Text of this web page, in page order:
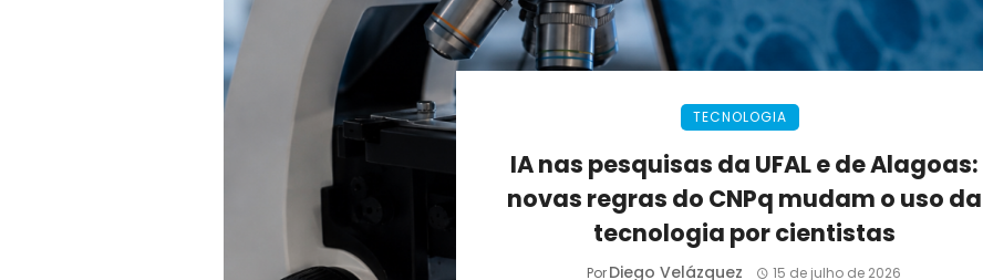
TECNOLOGIA
IA nas pesquisas da UFAL e de Alagoas:
novas regras do CNPq mudam o uso da
tecnologia por cientistas
PorDiego Velázquez 15 de julho de 2026